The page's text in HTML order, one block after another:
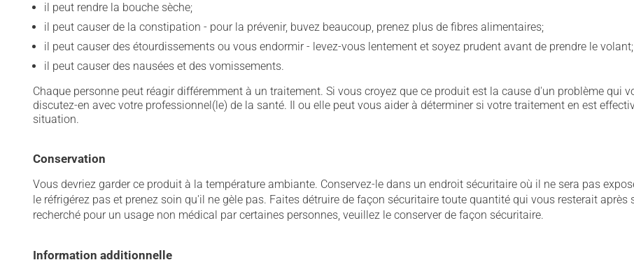
il peut rendre la bouche sèche;
il peut causer de la constipation - pour la prévenir, buvez beaucoup, prenez plus de fibres alimentaires;
il peut causer des étourdissements ou vous endormir - levez-vous lentement et soyez prudent avant de prendre le volant;
il peut causer des nausées et des vomissements.
Chaque personne peut réagir différemment à un traitement. Si vous croyez que ce produit est la cause d'un problème qui
discutez-en avec votre professionnel(le) de la santé. Il ou elle peut vous aider à déterminer si votre traitement en est
situation.
Conservation
Vous devriez garder ce produit à la température ambiante. Conservez-le dans un endroit sécuritaire où il ne sera pas
le réfrigérez pas et prenez soin qu'il ne gèle pas. Faites détruire de façon sécuritaire toute quantité qui vous resterait
recherché pour un usage non médical par certaines personnes, veuillez le conserver de façon sécuritaire.
Information additionnelle